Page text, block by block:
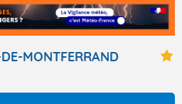
RÉSULTATS
MONTFERRAND